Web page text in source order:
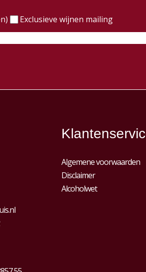
Exclusieve wijnen mailing
Algemene voorwaarden
Disclaimer
Alcoholwet